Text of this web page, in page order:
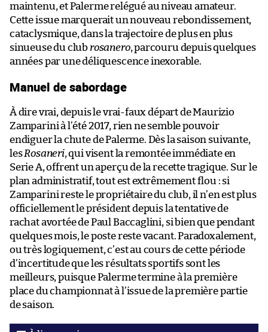
maintenu, et Palerme relégué au niveau amateur.
Cette issue marquerait un nouveau rebondissement,
cataclysmique, dans la trajectoire de plus en plus
sinueuse du club rosanero, parcouru depuis quelques
années par une déliquescence inexorable.
Manuel de sabordage
À dire vrai, depuis le vrai-faux départ de Maurizio
Zamparini à l’été 2017, rien ne semble pouvoir
endiguer la chute de Palerme. Dès la saison suivante,
lesRosaneri, qui visent la remontée immédiate en
Serie A, offrent un aperçu de la recette tragique. Sur le
plan administratif, tout est extrêmement flou : si
Zamparini reste le propriétaire du club, il n’en est plus
officiellement le président depuis la tentative de
rachat avortée de Paul Baccaglini, si bien que pendant
quelques mois, le poste reste vacant. Paradoxalement,
ou très logiquement, c’est au cours de cette période
d’incertitude que les résultats sportifs sont les
meilleurs, puisque Palerme termine à la première
place du championnat à l’issue de la première partie
de saison.